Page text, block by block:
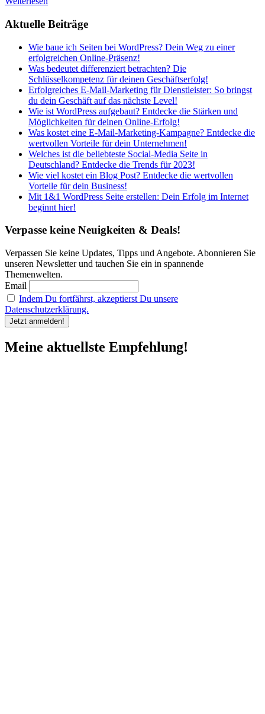
Aktuelle Beiträge
Wie baue ich Seiten bei WordPress? Dein Weg zu einer
erfolgreichen Online-Präsenz!
Was bedeutet differenziert betrachten? Die
Schlüsselkompetenz für deinen Geschäftserfolg!
Erfolgreiches E-Mail-Marketing für Dienstleister: So bringst
du dein Geschäft auf das nächste Level!
Wie ist WordPress aufgebaut? Entdecke die Stärken und
Möglichkeiten für deinen Online-Erfolg!
Was kostet eine E-Mail-Marketing-Kampagne? Entdecke die
wertvollen Vorteile für dein Unternehmen!
Welches ist die beliebteste Social-Media Seite in
Deutschland? Entdecke die Trends für 2023!
Wie viel kostet ein Blog Post? Entdecke die wertvollen
Vorteile für dein Business!
Mit 1&1 WordPress Seite erstellen: Dein Erfolg im Internet
beginnt hier!
Verpasse keine Neuigkeiten & Deals!
Verpassen Sie keine Updates, Tipps und Angebote. Abonnieren Sie
unseren Newsletter und tauchen Sie ein in spannende
Themenwelten.
Email
Indem Du fortfährst, akzeptierst Du unsere
Datenschutzerklärung.
Meine aktuellste Empfehlung!